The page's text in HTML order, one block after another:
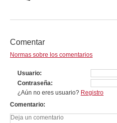
Comentar
Normas sobre los comentarios
Usuario
Contraseña
¿Aún no eres usuario? Registro
Comentario